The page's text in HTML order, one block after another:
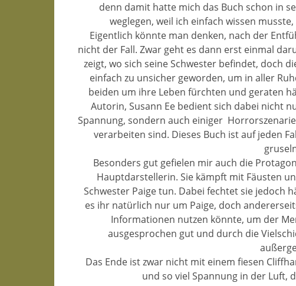
denn damit hatte mich das Buch schon in
weglegen, weil ich einfach wissen
Eigentlich könnte man denken, nach der
nicht der Fall. Zwar geht es dann erst einmal
zeigt, wo sich seine Schwester befindet, doch
einfach zu unsicher geworden, um in aller
beiden um ihre Leben fürchten und geraten
Autorin, Susann Ee bedient sich dabei nicht
Spannung, sondern auch einiger
verarbeiten sind. Dieses Buch ist auf jeden
Besonders gut gefielen mir auch die
Hauptdarstellerin. Sie kämpft mit Fäusten
Schwester Paige tun. Dabei fechtet sie jedoch
es ihr natürlich nur um Paige, doch
Informationen nutzen könnte, um der
ausgesprochen gut und durch die
Das Ende ist zwar nicht mit einem fiesen
und so viel Spannung in der Luft,